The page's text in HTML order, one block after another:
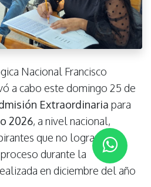
Nacional Francisco
a cabo este domingo 25 de
Extraordinaria para
2026, a nivel nacional,
que no lograron
durante la
en diciembre del año